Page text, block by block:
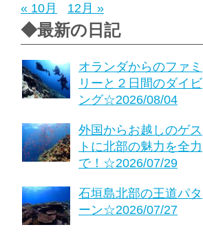
« 10月 12月 »
◆最新の日記
オランダからのファミ
リーと２日間のダイビ
ング☆2026/08/04
外国からお越しのゲス
トに北部の魅力を全力
で！☆2026/07/29
石垣島北部の王道パタ
ーン☆2026/07/27